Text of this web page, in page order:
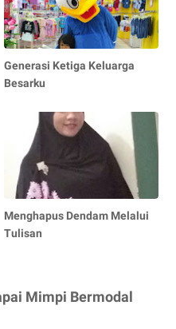
Generasi Ketiga Keluarga
Besarku
Menghapus Dendam Melalui
Tulisan
Mimpi Bermodal